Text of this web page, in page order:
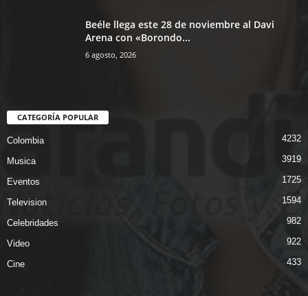
Beéle llega este 28 de noviembre al Davi
Arena con «Borondo...
6 agosto, 2026
CATEGORÍA POPULAR
Colombia 4232
Musica 3919
Eventos 1725
Television 1594
Celebridades 982
Video 922
Cine 433